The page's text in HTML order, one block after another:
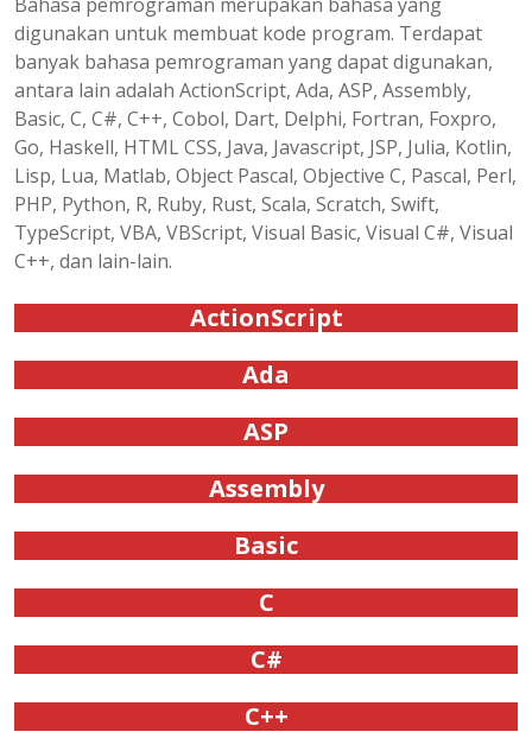
Bahasa pemrograman merupakan bahasa yang
digunakan untuk membuat kode program. Terdapat
banyak bahasa pemrograman yang dapat digunakan,
antara lain adalah ActionScript, Ada, ASP, Assembly,
Basic, C, C#, C++, Cobol, Dart, Delphi, Fortran, Foxpro,
Go, Haskell, HTML CSS, Java, Javascript, JSP, Julia, Kotlin,
Lisp, Lua, Matlab, Object Pascal, Objective C, Pascal, Perl,
PHP, Python, R, Ruby, Rust, Scala, Scratch, Swift,
TypeScript, VBA, VBScript, Visual Basic, Visual C#, Visual
C++, dan lain-lain.
ActionScript
Ada
ASP
Assembly
Basic
C
C#
C++